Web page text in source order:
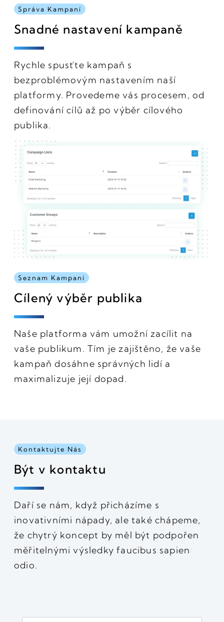
Správa Kampaní
Snadné nastavení kampaně
Rychle spusťte kampaň s
bezproblémovým nastavením naší
platformy. Provedeme vás procesem, od
definování cílů až po výběr cílového
publika.
Seznam Kampaní
Cílený výběr publika
Naše platforma vám umožní zacílit na
vaše publikum. Tím je zajištěno, že vaše
kampaň dosáhne správných lidí a
maximalizuje její dopad.
Kontaktujte Nás
Být v kontaktu
Daří se nám, když přicházíme s
inovativními nápady, ale také chápeme,
že chytrý koncept by měl být podpořen
měřitelnými výsledky faucibus sapien
odio.